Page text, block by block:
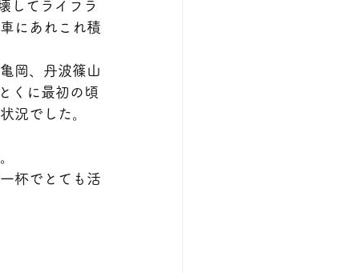
してライフラ
にあれこれ積
岡、丹波篠山
くに最初の頃
況でした。
杯でとても活